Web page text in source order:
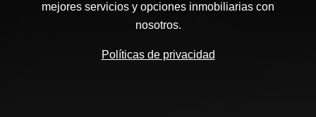
mejores servicios y opciones inmobiliarias con
nosotros.
Políticas de privacidad